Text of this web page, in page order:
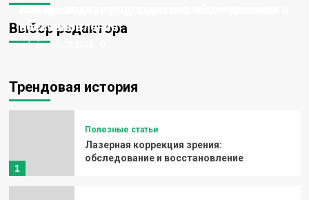
Выбор редактора
Лазерная коррекция зрения: обследование и
восстановление
admin
Как проходит процедура поверки тепловых
счётчиков
admin
Трендовая история
1
Полезные статьи
Лазерная коррекция зрения:
обследование и восстановление